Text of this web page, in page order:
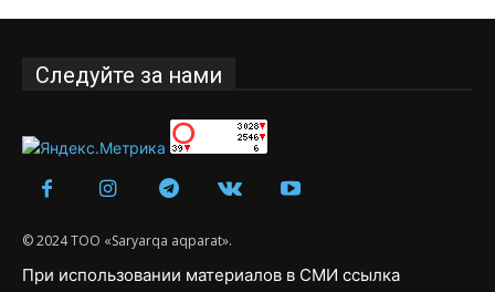
Следуйте за нами
© 2024 ТОО «Saryarqa aqparat».
При использовании материалов в СМИ ссылка